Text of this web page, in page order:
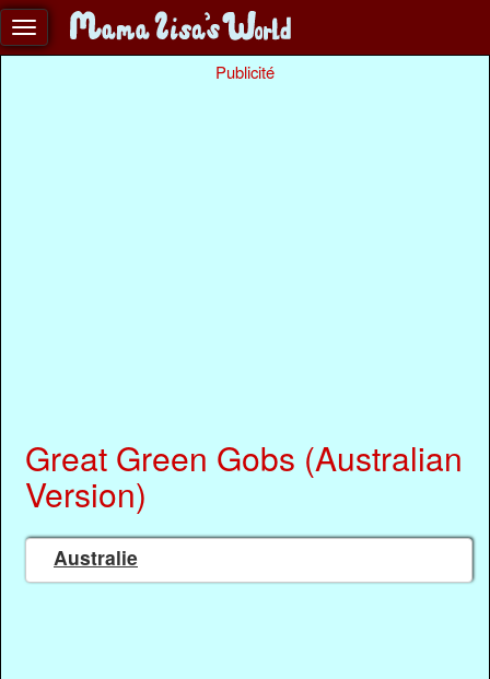
Publicité
Great Green Gobs (Australian
Version)
Australie